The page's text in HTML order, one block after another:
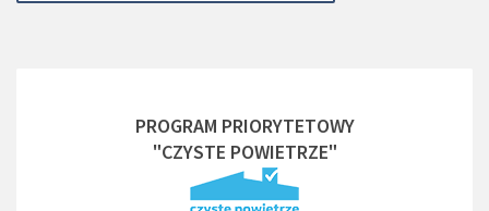
PROGRAM PRIORYTETOWY
"CZYSTE POWIETRZE"